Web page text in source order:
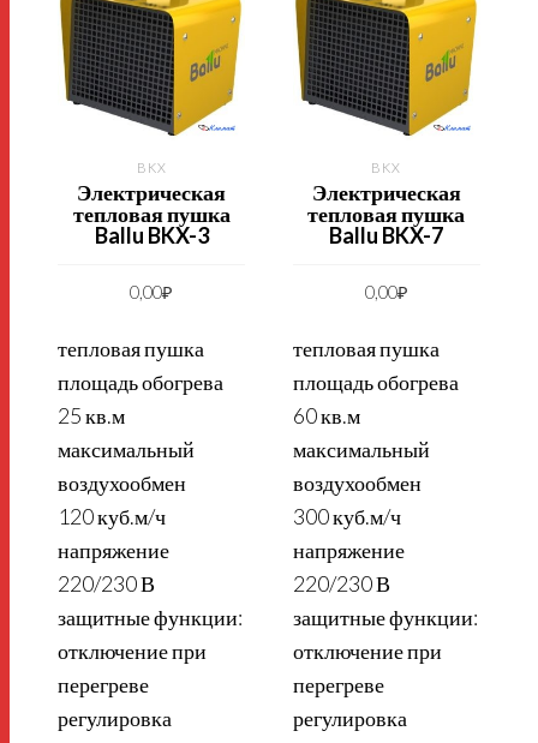
BKX
Электрическая
тепловая пушка
Ballu BKX-3
0,00₽
тепловая пушка
площадь обогрева
25 кв.м
максимальный
воздухообмен
120 куб.м/ч
напряжение
220/230 В
защитные функции:
отключение при
перегреве
регулировка
BKX
Электрическая
тепловая пушка
Ballu BKX-7
0,00₽
тепловая пушка
площадь обогрева
60 кв.м
максимальный
воздухообмен
300 куб.м/ч
напряжение
220/230 В
защитные функции:
отключение при
перегреве
регулировка